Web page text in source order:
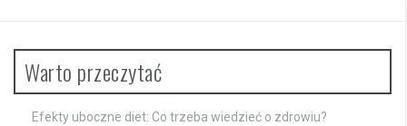
Warto przeczytać
Efekty uboczne diet: Co trzeba wiedzieć o zdrowiu?